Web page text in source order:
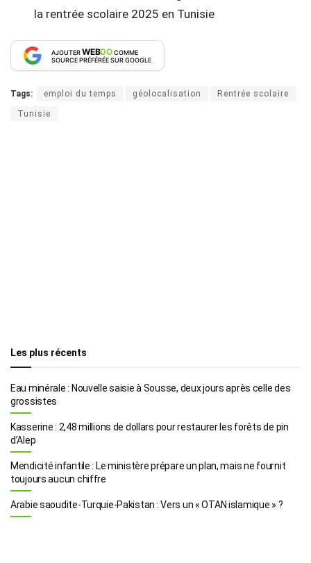
la rentrée scolaire 2025 en Tunisie
AJOUTERWEBDOCOMME
SOURCE PRÉFÉRÉE SUR GOOGLE
Tags: emploi du temps géolocalisation Rentrée scolaire
Tunisie
Les plus récents
Eau minérale : Nouvelle saisie à Sousse, deux jours après celle des
grossistes
Kasserine : 2,48 millions de dollars pour restaurer les forêts de pin
d’Alep
Mendicité infantile : Le ministère prépare un plan, mais ne fournit
toujours aucun chiffre
Arabie saoudite-Turquie-Pakistan : Vers un « OTAN islamique » ?